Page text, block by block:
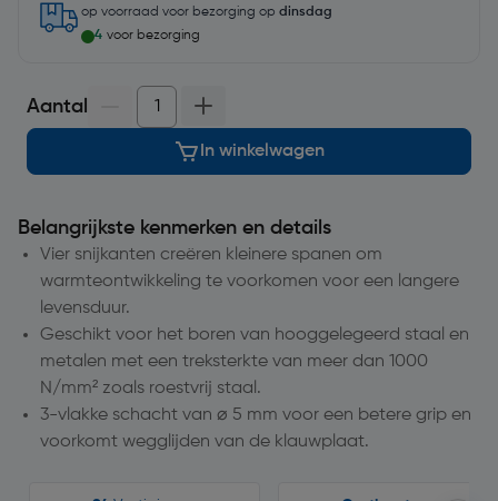
op voorraad voor bezorging op dinsdag
4 voor bezorging
Aantal
In winkelwagen
Belangrijkste kenmerken en details
Vier snijkanten creëren kleinere spanen om
warmteontwikkeling te voorkomen voor een langere
levensduur.
Geschikt voor het boren van hooggelegeerd staal en
metalen met een treksterkte van meer dan 1000
N/mm² zoals roestvrij staal.
3-vlakke schacht van ⌀ 5 mm voor een betere grip en
voorkomt wegglijden van de klauwplaat.